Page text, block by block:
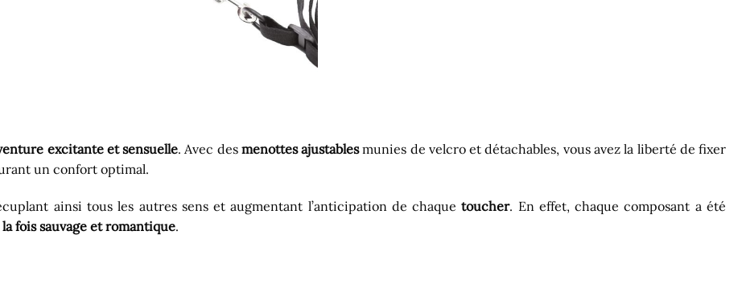
excitante et sensuelle. Avec des menottes ajustablesmunies de velcro et détachables, vous avez la liberté de fixer
un confort optimal.
ainsi tous les autres sens et augmentant l’anticipation de chaquetoucher. En effet, chaque composant a été
fois sauvage et romantique.